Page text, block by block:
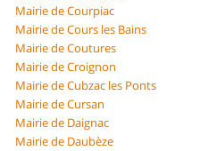
Mairie de Courpiac
Mairie de Cours les Bains
Mairie de Coutures
Mairie de Croignon
Mairie de Cubzac les Ponts
Mairie de Cursan
Mairie de Daignac
Mairie de Daubèze